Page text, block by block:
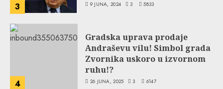
3 9 JUNA, 2024 3 5833
4
Gradska uprava prodaje
Andraševu vilu! Simbol grada
Zvornika uskoro u izvornom
ruhu!?
26 JUNA, 2025 3 6147